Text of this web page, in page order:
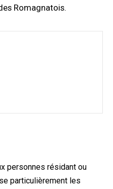
Romagnatois.
personnes résidant ou
particulièrement les